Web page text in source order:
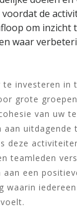
de
om inzicht
waar
investeren in
grote
van uw
aan uitdagende
deze
teamleden
aan een
waarin